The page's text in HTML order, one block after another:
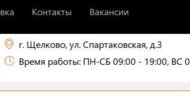
Контакты
Вакансии
г. Щелково, ул. Спартаковская, д.3
Время работы: ПН-СБ 09:00 - 19:00, ВС